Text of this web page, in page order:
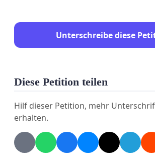
Unterschreibe diese
Diese Petition teilen
Hilf dieser Petition, mehr
erhalten.